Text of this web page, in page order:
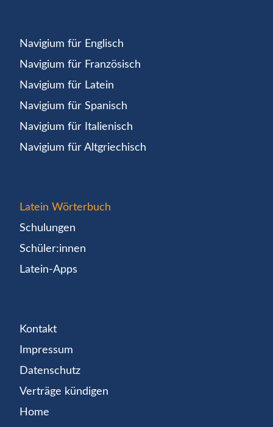
Navigium für Englisch
Navigium für Französisch
Navigium für Latein
Navigium für Spanisch
Navigium für Italienisch
Navigium für Altgriechisch
Latein Wörterbuch
Schulungen
Schüler:innen
Latein-Apps
Kontakt
Impressum
Datenschutz
Verträge kündigen
Home